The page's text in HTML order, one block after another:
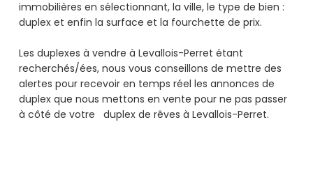
immobilières en sélectionnant, la ville, le type de bien :
duplex et enfin la surface et la fourchette de prix.
Les duplexes à vendre à Levallois-Perret étant
recherchés/ées, nous vous conseillons de mettre des
alertes pour recevoir en temps réel les annonces de
duplex que nous mettons en vente pour ne pas passer
à côté de votre duplex de rêves à Levallois-Perret.